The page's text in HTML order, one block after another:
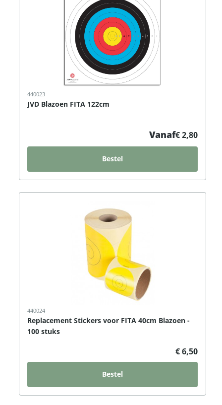
440023
JVD Blazoen FITA 122cm
Vanaf€ 2,80
Bestel
440024
Replacement Stickers voor FITA 40cm Blazoen -
100 stuks
€ 6,50
Bestel